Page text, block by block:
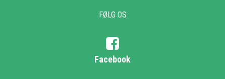
FØLG OS
Facebook